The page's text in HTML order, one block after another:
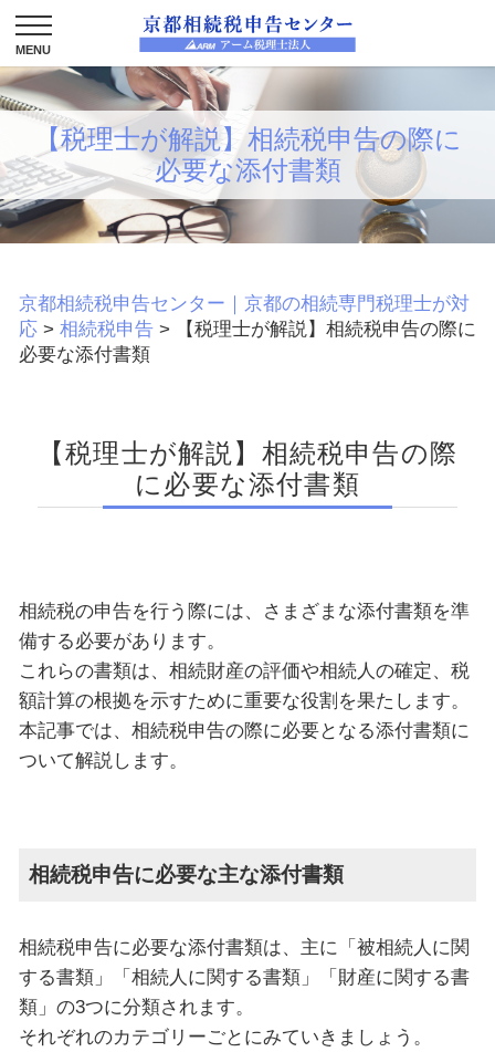
【税理士が解説】相続税申告の際に
必要な添付書類
京都相続税申告センター｜京都の相続専門税理士が対
応 > 相続税申告 >
【税理士が解説】相続税申告の際に
必要な添付書類
【税理士が解説】相続税申告の際
に必要な添付書類
相続税の申告を行う際には、さまざまな添付書類を準
備する必要があります。
これらの書類は、相続財産の評価や相続人の確定、税
額計算の根拠を示すために重要な役割を果たします。
本記事では、相続税申告の際に必要となる添付書類に
ついて解説します。
相続税申告に必要な主な添付書類
相続税申告に必要な添付書類は、主に「被相続人に関
する書類」「相続人に関する書類」「財産に関する書
類」の3つに分類されます。
それぞれのカテゴリーごとにみていきましょう。